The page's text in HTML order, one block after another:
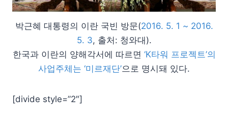
박근혜 대통령의 이란 국빈 방문(2016. 5. 1 ~ 2016.
5. 3, 출처: 청와대).
한국과 이란의 양해각서에 따르면 ‘K타워 프로젝트’의
사업주체는 ‘미르재단’으로 명시돼 있다.
[divide style=”2″]